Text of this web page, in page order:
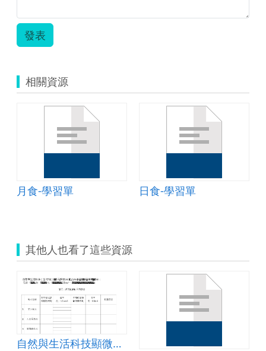
發表
相關資源
月食-學習單 日食-學習單
其他人也看了這些資源
自然與生活科技顯微鏡分組活動學習單